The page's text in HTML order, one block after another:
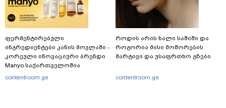
ფერმენტირებული
ინგრედიენტები კანის მოვლაში -
კორეული ინოვაციური ბრენდი
Manyo საქართველოშია
contentroom.ge
როდის არის ხალი საშიში და
როგორია მისი მოშორების
მარტივი და უსაფრთხო გზები
contentroom.ge